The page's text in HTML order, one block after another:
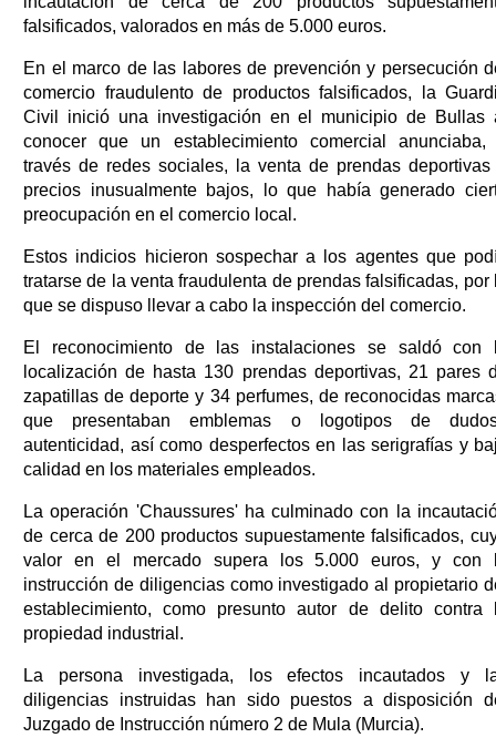
falsificados, valorados en más de 5.000 euros.
En el marco de las labores de prevención y persecución
comercio fraudulento de productos falsificados, la
Civil inició una investigación en el municipio de Bullas
conocer que un establecimiento comercial anunciaba,
través de redes sociales, la venta de prendas deportivas
precios inusualmente bajos, lo que había generado
preocupación en el comercio local.
Estos indicios hicieron sospechar a los agentes que
tratarse de la venta fraudulenta de prendas falsificadas, por
que se dispuso llevar a cabo la inspección del comercio.
El reconocimiento de las instalaciones se saldó con
localización de hasta 130 prendas deportivas, 21 pares
zapatillas de deporte y 34 perfumes, de reconocidas
que presentaban emblemas o logotipos de
autenticidad, así como desperfectos en las serigrafías y
calidad en los materiales empleados.
La operación 'Chaussures' ha culminado con la
de cerca de 200 productos supuestamente falsificados,
valor en el mercado supera los 5.000 euros, y con
instrucción de diligencias como investigado al propietario
establecimiento, como presunto autor de delito contra
propiedad industrial.
La persona investigada, los efectos incautados y
diligencias instruidas han sido puestos a disposición
Juzgado de Instrucción número 2 de Mula (Murcia).